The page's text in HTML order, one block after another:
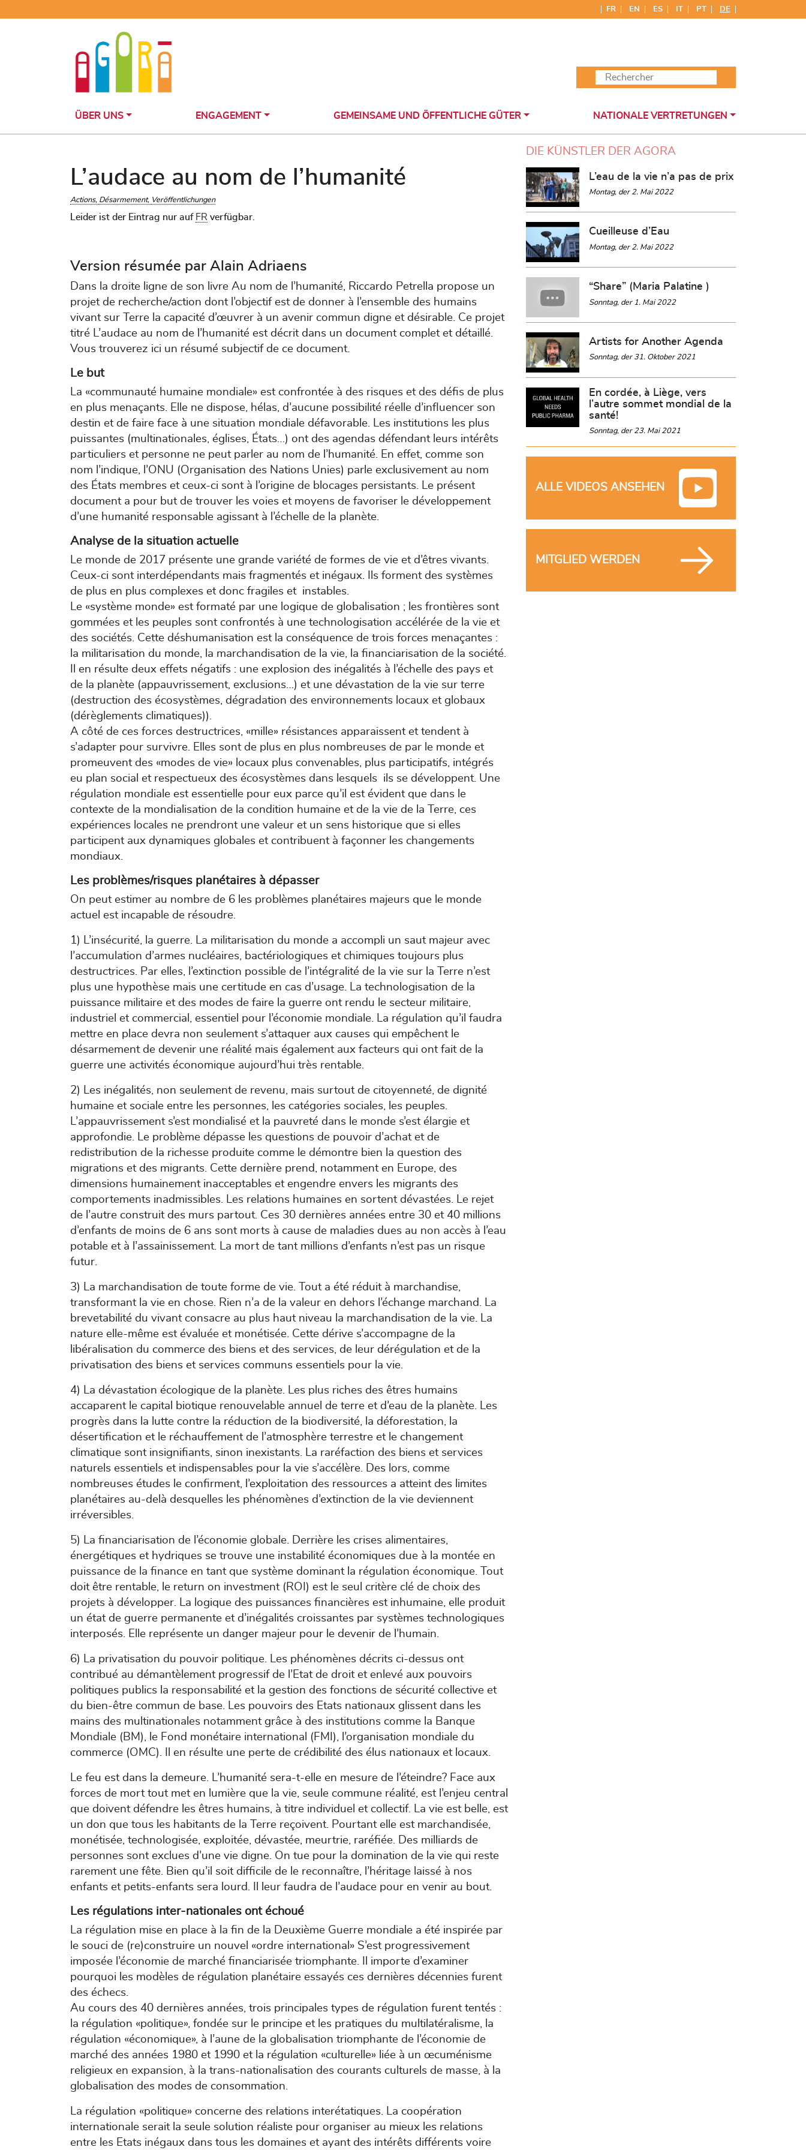
FR EN ES IT PT DE
ÜBER UNS ENGAGEMENT GEMEINSAME UND ÖFFENTLICHE GÜTER NATIONALE VERTRETUNGEN
L’audace au nom de l’humanité
Actions Désarmement Veröffentlichungen
Leider ist der Eintrag nur auf FR verfügbar.
Version résumée par Alain Adriaens
Dans la droite ligne de son livre Au nom de l’humanité, Riccardo Petrella propose un
projet de recherche/action dont l’objectif est de donner à l’ensemble des humains
vivant sur Terre la capacité d’œuvrer à un avenir commun digne et désirable. Ce projet
titré L’audace au nom de l’humanité est décrit dans un document complet et détaillé.
Vous trouverez ici un résumé subjectif de ce document.
Le but
La «communauté humaine mondiale» est confrontée à des risques et des défis de plus
en plus menaçants. Elle ne dispose, hélas, d’aucune possibilité réelle d’influencer son
destin et de faire face à une situation mondiale défavorable. Les institutions les plus
puissantes (multinationales, églises, États…) ont des agendas défendant leurs intérêts
particuliers et personne ne peut parler au nom de l’humanité. En effet, comme son
nom l’indique, l’ONU (Organisation des Nations Unies) parle exclusivement au nom
des États membres et ceux-ci sont à l’origine de blocages persistants. Le présent
document a pour but de trouver les voies et moyens de favoriser le développement
d’une humanité responsable agissant à l’échelle de la planète.
Analyse de la situation actuelle
Le monde de 2017 présente une grande variété de formes de vie et d’êtres vivants.
Ceux-ci sont interdépendants mais fragmentés et inégaux. Ils forment des systèmes
de plus en plus complexes et donc fragiles et instables.
Le «système monde» est formaté par une logique de globalisation ; les frontières sont
gommées et les peuples sont confrontés à une technologisation accélérée de la vie et
des sociétés. Cette déshumanisation est la conséquence de trois forces menaçantes :
la militarisation du monde, la marchandisation de la vie, la financiarisation de la société.
Il en résulte deux effets négatifs : une explosion des inégalités à l’échelle des pays et
de la planète (appauvrissement, exclusions…) et une dévastation de la vie sur terre
(destruction des écosystèmes, dégradation des environnements locaux et globaux
(dérèglements climatiques)).
A côté de ces forces destructrices, «mille» résistances apparaissent et tendent à
s’adapter pour survivre. Elles sont de plus en plus nombreuses de par le monde et
promeuvent des «modes de vie» locaux plus convenables, plus participatifs, intégrés
eu plan social et respectueux des écosystèmes dans lesquels ils se développent. Une
régulation mondiale est essentielle pour eux parce qu’il est évident que dans le
contexte de la mondialisation de la condition humaine et de la vie de la Terre, ces
expériences locales ne prendront une valeur et un sens historique que si elles
participent aux dynamiques globales et contribuent à façonner les changements
mondiaux.
Les problèmes/risques planétaires à dépasser
On peut estimer au nombre de 6 les problèmes planétaires majeurs que le monde
actuel est incapable de résoudre.
1) L’insécurité, la guerre. La militarisation du monde a accompli un saut majeur avec
l’accumulation d’armes nucléaires, bactériologiques et chimiques toujours plus
destructrices. Par elles, l’extinction possible de l’intégralité de la vie sur la Terre n’est
plus une hypothèse mais une certitude en cas d’usage. La technologisation de la
puissance militaire et des modes de faire la guerre ont rendu le secteur militaire,
industriel et commercial, essentiel pour l’économie mondiale. La régulation qu’il faudra
mettre en place devra non seulement s’attaquer aux causes qui empêchent le
désarmement de devenir une réalité mais également aux facteurs qui ont fait de la
guerre une activités économique aujourd’hui très rentable.
2) Les inégalités, non seulement de revenu, mais surtout de citoyenneté, de dignité
humaine et sociale entre les personnes, les catégories sociales, les peuples.
L’appauvrissement s’est mondialisé et la pauvreté dans le monde s’est élargie et
approfondie. Le problème dépasse les questions de pouvoir d’achat et de
redistribution de la richesse produite comme le démontre bien la question des
migrations et des migrants. Cette dernière prend, notamment en Europe, des
dimensions humainement inacceptables et engendre envers les migrants des
comportements inadmissibles. Les relations humaines en sortent dévastées. Le rejet
de l’autre construit des murs partout. Ces 30 dernières années entre 30 et 40 millions
d’enfants de moins de 6 ans sont morts à cause de maladies dues au non accès à l’eau
potable et à l’assainissement. La mort de tant millions d’enfants n’est pas un risque
futur.
3) La marchandisation de toute forme de vie. Tout a été réduit à marchandise,
transformant la vie en chose. Rien n’a de la valeur en dehors l’échange marchand. La
brevetabilité du vivant consacre au plus haut niveau la marchandisation de la vie. La
nature elle-même est évaluée et monétisée. Cette dérive s’accompagne de la
libéralisation du commerce des biens et des services, de leur dérégulation et de la
privatisation des biens et services communs essentiels pour la vie.
4) La dévastation écologique de la planète. Les plus riches des êtres humains
accaparent le capital biotique renouvelable annuel de terre et d’eau de la planète. Les
progrès dans la lutte contre la réduction de la biodiversité, la déforestation, la
désertification et le réchauffement de l’atmosphère terrestre et le changement
climatique sont insignifiants, sinon inexistants. La raréfaction des biens et services
naturels essentiels et indispensables pour la vie s’accélère. Des lors, comme
nombreuses études le confirment, l’exploitation des ressources a atteint des limites
planétaires au-delà desquelles les phénomènes d’extinction de la vie deviennent
irréversibles.
5) La financiarisation de l’économie globale. Derrière les crises alimentaires,
énergétiques et hydriques se trouve une instabilité économiques due à la montée en
puissance de la finance en tant que système dominant la régulation économique. Tout
doit être rentable, le return on investment (ROI) est le seul critère clé de choix des
projets à développer. La logique des puissances financières est inhumaine, elle produit
un état de guerre permanente et d’inégalités croissantes par systèmes technologiques
interposés. Elle représente un danger majeur pour le devenir de l’humain.
6) La privatisation du pouvoir politique. Les phénomènes décrits ci-dessus ont
contribué au démantèlement progressif de l’Etat de droit et enlevé aux pouvoirs
politiques publics la responsabilité et la gestion des fonctions de sécurité collective et
du bien-être commun de base. Les pouvoirs des Etats nationaux glissent dans les
mains des multinationales notamment grâce à des institutions comme la Banque
Mondiale (BM), le Fond monétaire international (FMI), l’organisation mondiale du
commerce (OMC). Il en résulte une perte de crédibilité des élus nationaux et locaux.
Le feu est dans la demeure. L’humanité sera-t-elle en mesure de l’éteindre? Face aux
forces de mort tout met en lumière que la vie, seule commune réalité, est l’enjeu central
que doivent défendre les êtres humains, à titre individuel et collectif. La vie est belle, est
un don que tous les habitants de la Terre reçoivent. Pourtant elle est marchandisée,
monétisée, technologisée, exploitée, dévastée, meurtrie, raréfiée. Des milliards de
personnes sont exclues d’une vie digne. On tue pour la domination de la vie qui reste
rarement une fête. Bien qu’il soit difficile de le reconnaître, l’héritage laissé à nos
enfants et petits-enfants sera lourd. Il leur faudra de l’audace pour en venir au bout.
Les régulations inter-nationales ont échoué
La régulation mise en place à la fin de la Deuxième Guerre mondiale a été inspirée par
le souci de (re)construire un nouvel «ordre international» S’est progressivement
imposée l’économie de marché financiarisée triomphante. Il importe d’examiner
pourquoi les modèles de régulation planétaire essayés ces dernières décennies furent
des échecs.
Au cours des 40 dernières années, trois principales types de régulation furent tentés :
la régulation «politique», fondée sur le principe et les pratiques du multilatéralisme, la
régulation «économique», à l’aune de la globalisation triomphante de l’économie de
marché des années 1980 et 1990 et la régulation «culturelle» liée à un œcuménisme
religieux en expansion, à la trans-nationalisation des courants culturels de masse, à la
globalisation des modes de consommation.
La régulation «politique» concerne des relations interétatiques. La coopération
internationale serait la seule solution réaliste pour organiser au mieux les relations
entre les Etats inégaux dans tous les domaines et ayant des intérêts différents voire
DIE KÜNSTLER DER AGORA
L’eau de la vie n’a pas de prix
Montag, der 2. Mai 2022
Cueilleuse d’Eau
Montag, der 2. Mai 2022
“Share” (Maria Palatine )
Sonntag, der 1. Mai 2022
Artists for Another Agenda
Sonntag, der 31. Oktober 2021
En cordée, à Liège, vers
l’autre sommet mondial de la
santé!
Sonntag, der 23. Mai 2021
ALLE VIDEOS ANSEHEN
MITGLIED WERDEN